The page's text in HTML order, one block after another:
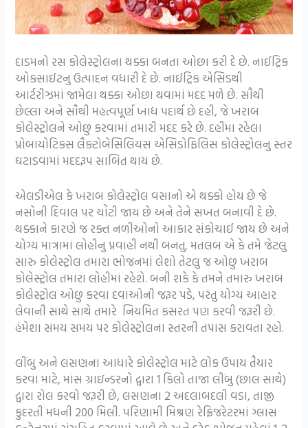
દાડમનો રસ કોલેસ્ટ્રોલના થક્કા બનતા ઓછા કરી દે છે. નાઈટ્રિક
ઓક્સાઈટનુ ઉત્પાદન વધારી દે છે. નાઈટ્રિક એસિડથી
આર્ટરીઝમાં જામેલા થક્કા ઓછા થવામાં મદદ મળે છે. સૌથી
છેલ્લા અને સૌથી મહત્વપૂર્ણ ખાદ્ય પદાર્થ છે દહી, જે ખરાબ
કોલેસ્ટ્રોલને ઓછુ કરવામાં તમારી મદદ કરે છે. દહીંમા રહેલા
પ્રોબાયોટિક્સ લૈક્ટોબેસિલિયસ એસિડોફિલિસ કોલેસ્ટ્રોલનુ સ્તર
ઘટાડવામાં મદદરૂપ સાબિત થાય છે.
એલડીએલ કે ખરાબ કોલેસ્ટ્રોલ વસાનો એ થક્કો હોય છે જે
નસોની દિવાલ પર ચોંટી જાય છે અને તેને સખત બનાવી દે છે.
થક્કાને કારણે જ રક્ત નળીઓનો આકાર સંકોચાઈ જાય છે અને
યોગ્ય માત્રામાં લોહીનુ પ્રવાહી નથી બનતુ. મતલબ એ કે તમે જેટલુ
સારુ કોલેસ્ટ્રોલ તમારા ભોજનમાં લેશો તેટલુ જ ઓછુ ખરાબ
કોલેસ્ટ્રોલ તમારા લોહીમાં રહેશે. બની શકે કે તમને તમારુ ખરાબ
કોલેસ્ટ્રોલ ઓછુ કરવા દવાઓની જરૂર પડે, પરંતુ યોગ્ય આહાર
લેવાની સાથે સાથે તમારે નિયમિત કસરત પણ કરવી જરૂરી છે.
હંમેશા સમય સમય પર કોલેસ્ટ્રોલના સ્તરની તપાસ કરાવતા રહો.
લીંબુ અને લસણના આધારે કોલેસ્ટ્રોલ માટે લોક ઉપાય તૈયાર
કરવા માટે, માંસ ગ્રાઇન્ડરનો દ્વારા 1 કિલો તાજા લીંબુ (છાલ સાથે)
દ્વારા રોલ કરવો જરૂરી છે, લસણના 2 અદલાબદલી વડા, તાજી
કુદરતી મધની 200 મિલી. પરિણામી મિશ્રણ રેફ્રિજરેટરમાં ગ્લાસ